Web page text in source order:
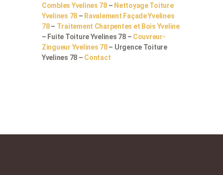
Combles Yvelines 78– Nettoyage Toiture
Yvelines 78 – Ravalement Façade Yvelines
78– Traitement Charpentes et Bois Yveline
– Fuite Toiture Yvelines 78 – Couvreur-
Zingueur Yvelines 78– Urgence Toiture
Yvelines 78 – Contact